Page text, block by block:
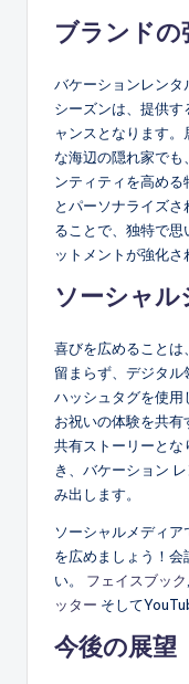
ブランドの
バケーションレンタ
シーズンは、提供
ャンスとなります
な海辺の隠れ家でも
ンティティを高め
とパーソナライズ
ることで、独特で思
ットメントが強化さ
ソーシャ
喜びを広めることは
留まらず、デジタ
ハッシュタグを使用
お祝いの体験を共
共有ストーリーとな
き、バケーション
み出します。
ソーシャルメディ
を広めましょう！
い。 フェイスブック
ッター そして
今後の展望